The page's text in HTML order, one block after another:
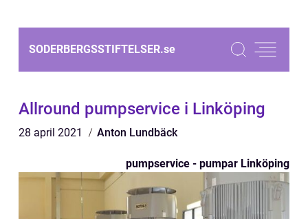
SODERBERGSSTIFTELSER.se
Allround pumpservice i Linköping
28 april 2021 Anton Lundbäck
pumpservice - pumpar Linköping